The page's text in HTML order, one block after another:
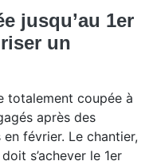
jusqu’au 1er
un
totalement coupée à
après des
février. Le chantier,
s’achever le 1er